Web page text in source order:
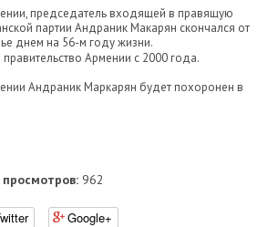
председатель входящей в правящую
партии Андраник Макарян скончался от
днем на 56-м году жизни.
Армении с 2000 года.
Андраник Маркарян будет похоронен в
962
Google+